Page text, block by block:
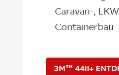
Caravan-,
Containerbau
3M™ 4411+